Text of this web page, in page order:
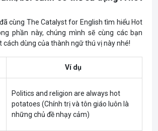
cùng The Catalyst for English tìm hiểu Hot
phần này, chúng mình sẽ cùng các bạn
cách dùng của thành ngữ thú vị này nhé!
Ví dụ
Politics and religion are always hot
potatoes (Chính trị và tôn giáo luôn là
những chủ đề nhạy cảm)